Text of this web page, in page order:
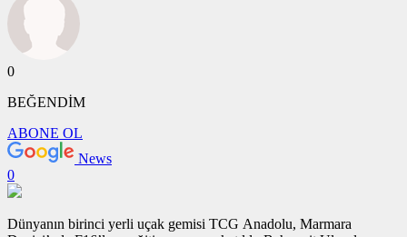
0
BEĞENDİM
ABONE OL
News
0
Dünyanın birinci yerli uçak gemisi TCG Anadolu, Marmara